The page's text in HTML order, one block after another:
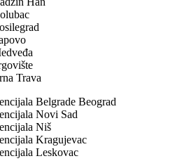
Trava
Belgrade Beograd
Novi Sad
Niš
Kragujevac
Leskovac